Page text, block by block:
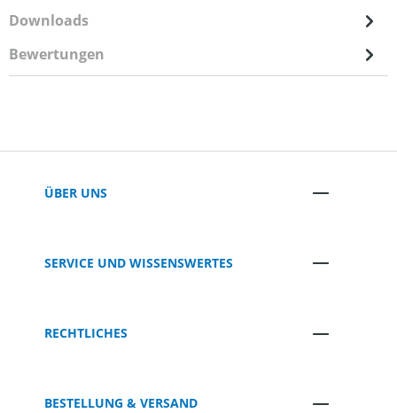
Downloads
Bewertungen
ÜBER UNS
SERVICE UND WISSENSWERTES
RECHTLICHES
BESTELLUNG & VERSAND